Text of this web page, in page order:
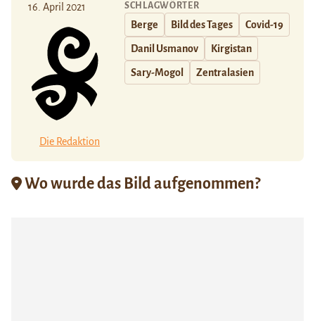
16. April 2021
Die Redaktion
SCHLAGWÖRTER
Berge Bild des Tages Covid-19
Danil Usmanov Kirgistan
Sary-Mogol Zentralasien
Wo wurde das Bild aufgenommen?